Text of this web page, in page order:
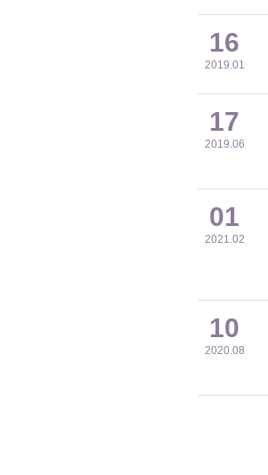
16
2019.01
17
2019.06
01
2021.02
10
2020.08